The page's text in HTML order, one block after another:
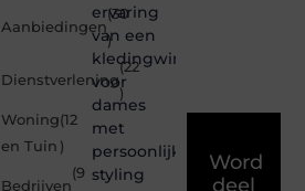
Aanbiedingen
(30
)
Dienstverlening
(22
)
Woning
en Tuin
(12
)
Bedrijven
(9
ervaring
van een
kledingwinkel
voor
dames
met
persoonlijke
styling
Word
deel